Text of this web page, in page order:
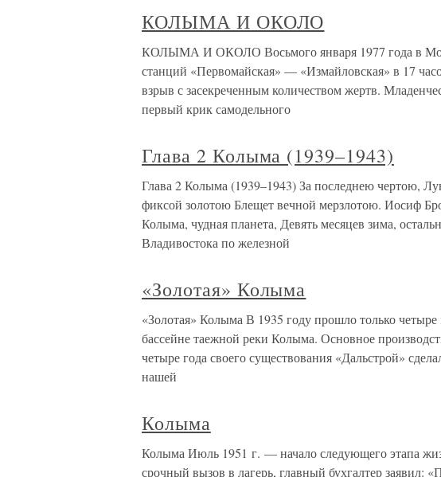
КОЛЫМА И ОКОЛО
КОЛЫМА И ОКОЛО Восьмого января 1977 года в
станций «Первомайская» — «Измайловская» в 17
взрыв с засекреченным количеством жертв.
первый крик самодельного
Глава 2 Колыма (1939–1943)
Глава 2 Колыма (1939–1943) За последнею чертою,
фиксой золотою Блещет вечной мерзлотою. Иосиф
Колыма, чудная планета, Девять месяцев зима,
Владивостока по железной
«Золотая» Колыма
«Золотая» Колыма В 1935 году прошло только четыре
бассейне таежной реки Колыма. Основное
четыре года своего существования «Дальстрой»
нашей
Колыма
Колыма Июль 1951 г. — начало следующего этапа
срочный вызов в лагерь, главный бухгалтер заявил: